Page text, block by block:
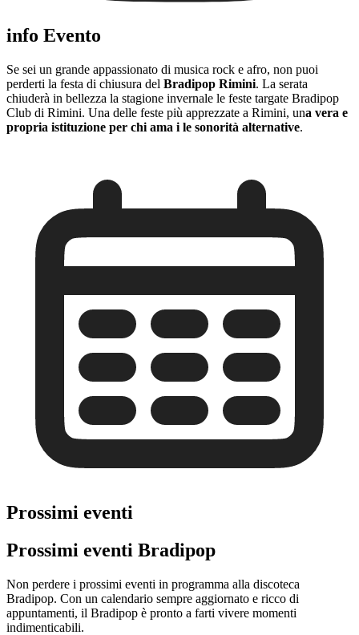
info Evento
Se sei un grande appassionato di musica rock e afro, non puoi
perderti la festa di chiusura del Bradipop Rimini. La serata
chiuderà in bellezza la stagione invernale le feste targate Bradipop
Club di Rimini. Una delle feste più apprezzate a Rimini, una vera e
propria istituzione per chi ama i le sonorità alternative.
Prossimi eventi
Prossimi eventi Bradipop
Non perdere i prossimi eventi in programma alla discoteca
Bradipop. Con un calendario sempre aggiornato e ricco di
appuntamenti, il Bradipop è pronto a farti vivere momenti
indimenticabili.